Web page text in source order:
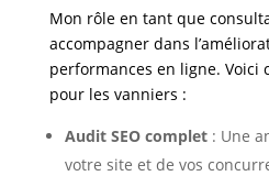
Mon rôle en tant que
accompagner dans
performances en ligne. Voici
pour les vanniers :
Audit SEO complet: Une
votre site et de vos